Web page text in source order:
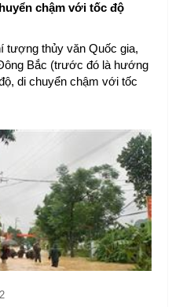
chậm với tốc độ
tượng thủy văn Quốc gia,
Bắc (trước đó là hướng
di chuyển chậm với tốc